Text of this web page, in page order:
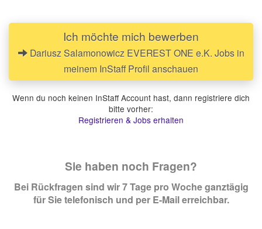
Ich möchte mich bewerben
Dariusz Salamonowicz EVEREST ONE e.K. Jobs in
meinem InStaff Profil anschauen
Wenn du noch keinen InStaff Account hast, dann registriere dich
bitte vorher:
Registrieren & Jobs erhalten
Sie haben noch Fragen?
Bei Rückfragen sind wir 7 Tage pro Woche ganztägig
für Sie telefonisch und per E-Mail erreichbar.